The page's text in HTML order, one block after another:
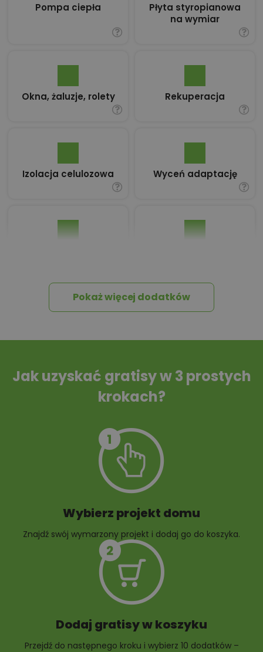
Pompa ciepła
Płyta styropianowa
na wymiar
Okna, żaluzje, rolety Rekuperacja
Izolacja celulozowa Wyceń adaptację
Tablica informacyjna
Przydomowa
10 projektów małej
10 projektów rabat
Pokaż więcej dodatków
Jak uzyskać gratisy w 3 prostych
krokach?
Wybierz projekt domu
Znajdź swój wymarzony projekt i dodaj go do koszyka.
Dodaj gratisy w koszyku
Przejdź do następnego kroku i wybierz 10 dodatków –